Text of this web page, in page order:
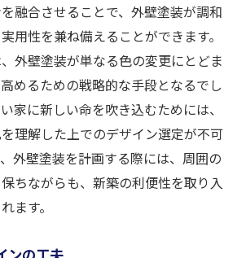
融合させることで、外壁塗装が調和
用性を兼ね備えることができます。
外壁塗装が単なる色の変更にとどま
めるための戦略的な手段となるでし
家に新しい命を吹き込むためには、
理解した上でのデザイン選定が不可
外壁塗装を計画する際には、周囲の
ちながらも、新築の利便性を取り入
ます。
ンの工夫